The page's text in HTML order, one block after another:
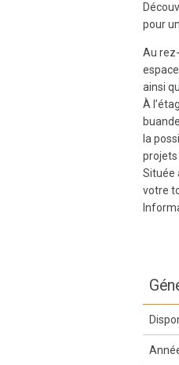
pour
Au
ainsi
À
la
projets
Située
votre